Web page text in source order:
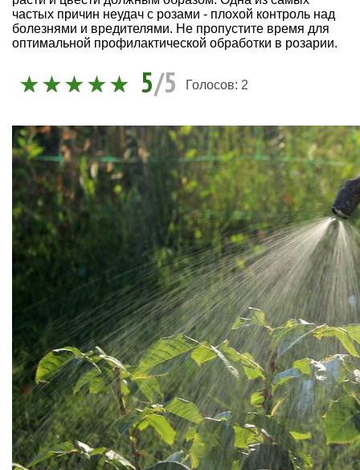
частых причин неудач с розами - плохой контроль над
болезнями и вредителями. Не пропустите время для
оптимальной профилактической обработки в розарии.
5/5 Голосов: 2